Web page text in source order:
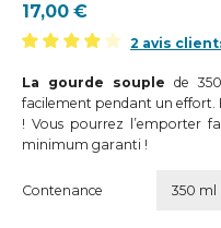
17,00 €
2 avis
La gourde souple de
facilement pendant un effort.
! Vous pourrez l’emporter
minimum garanti !
Contenance